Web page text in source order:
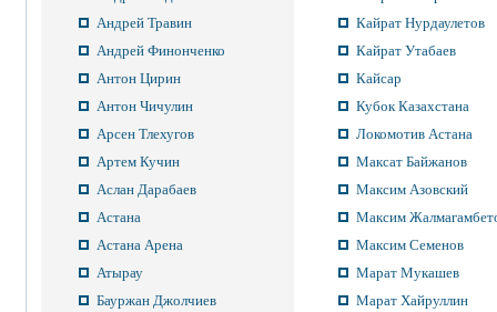
Андрей Травин
Андрей Финонченко
Антон Цирин
Антон Чичулин
Арсен Тлехугов
Артем Кучин
Аслан Дарабаев
Астана
Астана Арена
Атырау
Бауржан Джолчиев
Кайрат Нурдаулетов
Кайрат Утабаев
Кайсар
Кубок Казахстана
Локомотив Астана
Максат Байжанов
Максим Азовский
Максим
Максим Семенов
Марат Мукашев
Марат Хайруллин